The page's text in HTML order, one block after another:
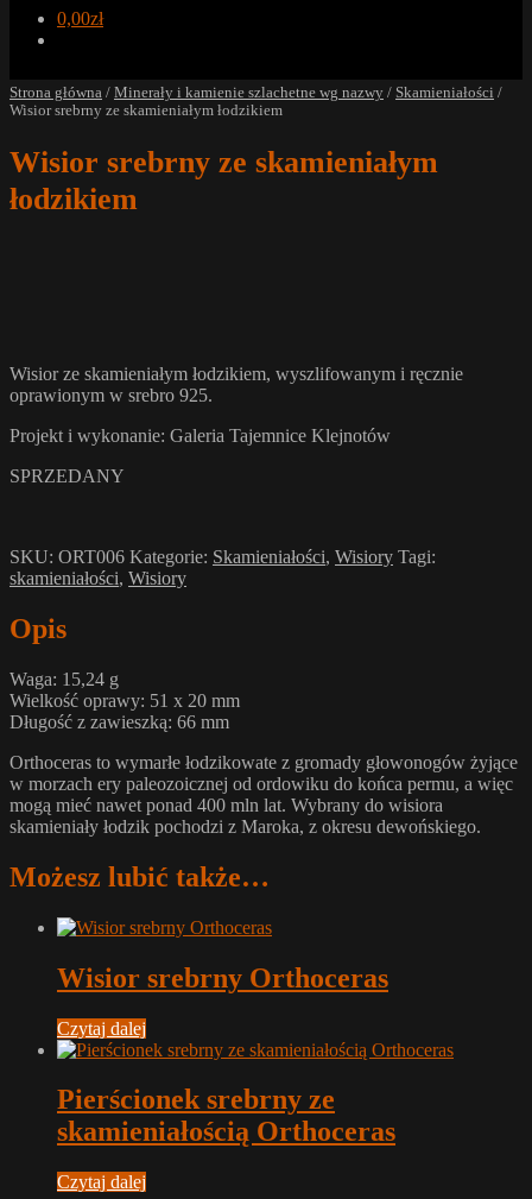
0,00zł
Strona główna / Minerały i kamienie szlachetne wg nazwy / Skamieniałości /
Wisior srebrny ze skamieniałym łodzikiem
Wisior srebrny ze skamieniałym
łodzikiem
Wisior ze skamieniałym łodzikiem, wyszlifowanym i ręcznie
oprawionym w srebro 925.
Projekt i wykonanie: Galeria Tajemnice Klejnotów
SPRZEDANY
SKU: ORT006 Kategorie: Skamieniałości, Wisiory Tagi:
skamieniałości, Wisiory
Opis
Waga: 15,24 g
Wielkość oprawy: 51 x 20 mm
Długość z zawieszką: 66 mm
Orthoceras to wymarłe łodzikowate z gromady głowonogów żyjące
w morzach ery paleozoicznej od ordowiku do końca permu, a więc
mogą mieć nawet ponad 400 mln lat. Wybrany do wisiora
skamieniały łodzik pochodzi z Maroka, z okresu dewońskiego.
Możesz lubić także…
Wisior srebrny Orthoceras
Czytaj dalej
Pierścionek srebrny ze
skamieniałością Orthoceras
Czytaj dalej